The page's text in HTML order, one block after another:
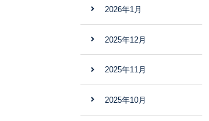
2026年1月
2025年12月
2025年11月
2025年10月